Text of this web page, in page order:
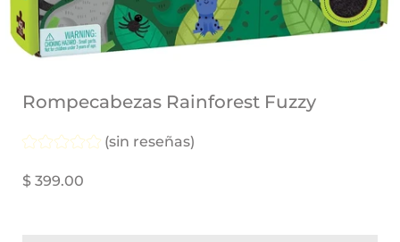
Rompecabezas Rainforest Fuzzy
(sin reseñas)
$ 399.00